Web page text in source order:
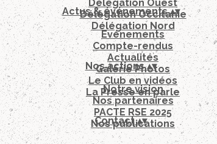
Délégation Ouest
Délégation Occitanie
Délégation Nord
Actus & événements▴▾
Evénements
Compte-rendus
Actualités
Galérie Photos
Le Club en vidéos
La Presse en parle
Nos actions▴▾
Notre vision
Nos partenaires
PACTE RSE 2025
Nos publications
Contact▴▾